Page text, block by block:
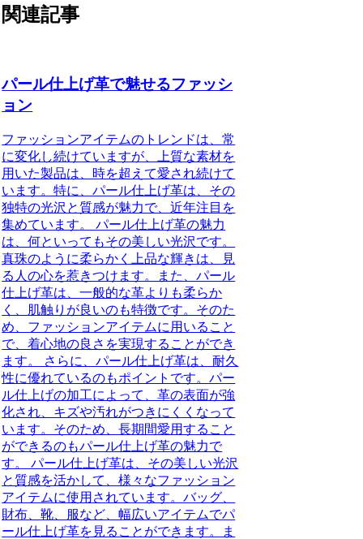
関連記事
パール仕上げ革で魅せるファッシ
ョン
ファッションアイテムのトレンドは、常
に変化し続けていますが、上質な素材を
用いた製品は、時を超えて愛され続けて
います。特に、パール仕上げ革は、その
独特の光沢と質感が魅力で、近年注目を
集めています。 パール仕上げ革の魅力
は、何といってもその美しい光沢です。
真珠のように柔らかく上品な輝きは、見
る人の心を惹きつけます。また、パール
仕上げ革は、一般的な革よりも柔らか
く、肌触りが良いのも特徴です。そのた
め、ファッションアイテムに用いること
で、着心地の良さを実現することができ
ます。 さらに、パール仕上げ革は、耐久
性に優れているのもポイントです。パー
ル仕上げの加工によって、革の表面が強
化され、キズや汚れがつきにくくなって
います。そのため、長期間愛用すること
ができるのもパール仕上げ革の魅力で
す。 パール仕上げ革は、その美しい光沢
と質感を活かして、様々なファッション
アイテムに使用されています。バッグ、
財布、靴、服など、幅広いアイテムでパ
ール仕上げ革を見ることができます。ま